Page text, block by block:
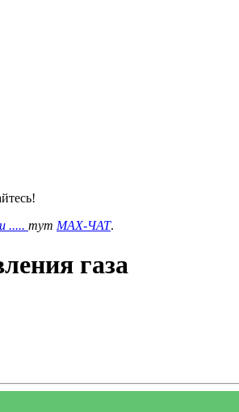
..... тут MAX-ЧАТ.
газа